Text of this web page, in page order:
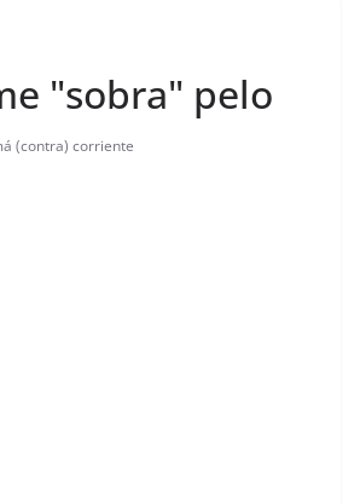
"sobra" pelo
(contra) corriente